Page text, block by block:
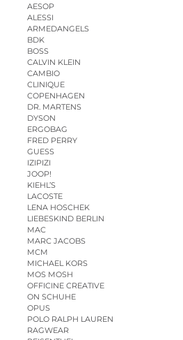
AESOP
ALESSI
ARMEDANGELS
BDK
BOSS
CALVIN KLEIN
CAMBIO
CLINIQUE
COPENHAGEN
DR. MARTENS
DYSON
ERGOBAG
FRED PERRY
GUESS
IZIPIZI
JOOP!
KIEHL’S
LACOSTE
LENA HOSCHEK
LIEBESKIND BERLIN
MAC
MARC JACOBS
MCM
MICHAEL KORS
MOS MOSH
OFFICINE CREATIVE
ON SCHUHE
OPUS
POLO RALPH LAUREN
RAGWEAR